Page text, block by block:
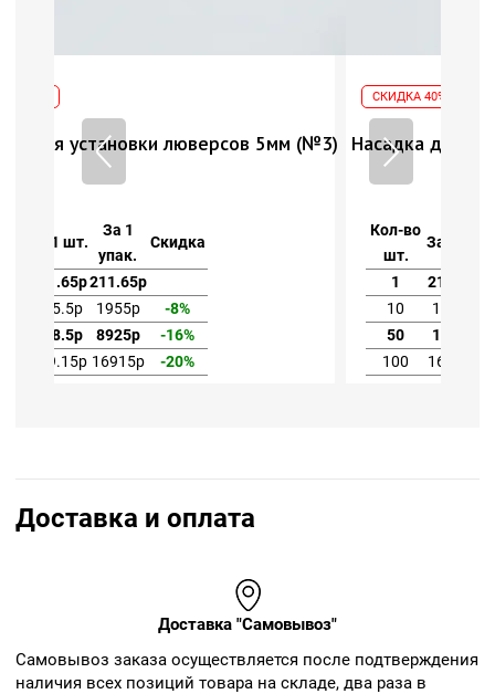
(№3) Насадка для установки люверсов 5мм (№3)
Кол-во
шт.
За 1 шт.
1
10
195.5р
50
178.5р
100
169.15р
Доставка и оплата
Доставка "Самовывоз"
Cамовывоз заказа осуществляется после подтверждения
наличия всех позиций товара на складе, два раза в